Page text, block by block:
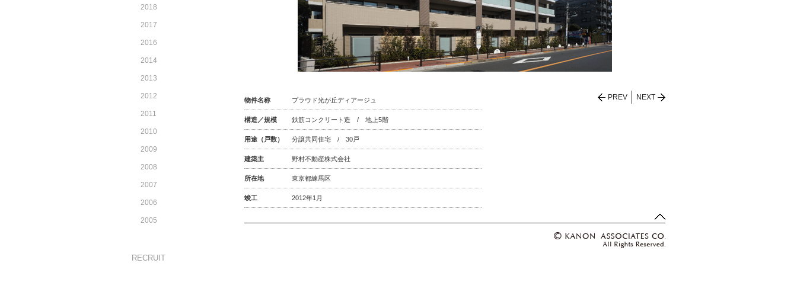
2018
2017
2016
2014
2013
2012
2011
2010
2009
2008
2007
2006
2005
RECRUIT
物件名称 プラウド光が丘ディアージュ
構造／規模 鉄筋コンクリート造 / 地上5階
用途（戸数） 分譲共同住宅 / 30戸
建築主 野村不動産株式会社
所在地 東京都練馬区
竣工 2012年1月
NEXT
PREV